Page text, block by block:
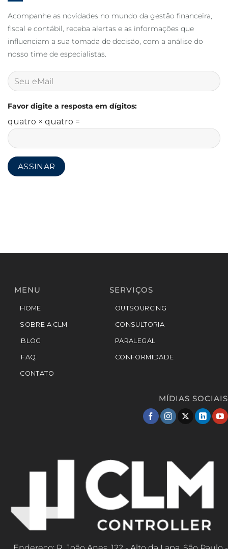
Acompanhe as novidades no mundo da gestão financeira,
fiscal e contábil, receba alertas e as informações que
influenciam a sua tomada de decisão, com a análise do
nosso time de especialistas.
Favor digite a resposta em dígitos:
quatro × quatro =
MENU
HOME
SOBRE A CLM
BLOG
FAQ
CONTATO
SERVIÇOS
OUTSOURCING
CONSULTORIA
PARALEGAL
CONFORMIDADE
MÍDIAS SOCIAIS